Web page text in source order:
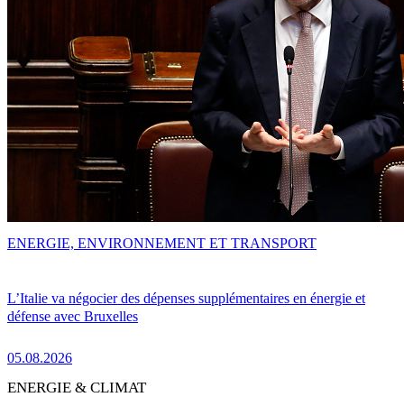
L’Italie va négocier des dépenses supplémentaires en énergie et
défense avec Bruxelles
05.08.2026
ENERGIE, ENVIRONNEMENT ET TRANSPORT
ENERGIE & CLIMAT